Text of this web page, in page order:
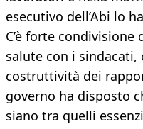
esecutivo dell’Abi lo
C’è forte
salute con i sindacati,
costruttività dei
governo ha disposto
siano tra quelli